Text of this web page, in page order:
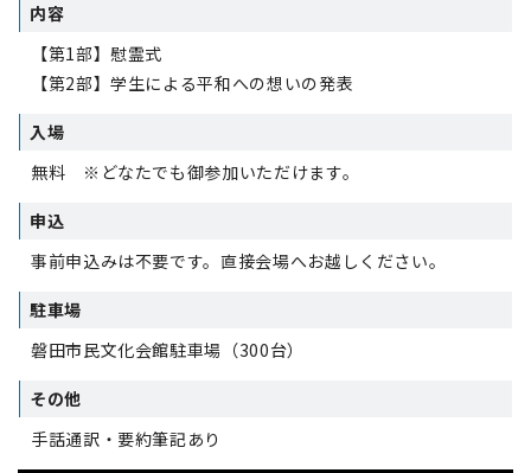
内容
【第1部】慰霊式
【第2部】学生による平和への想いの発表
入場
無料 ※どなたでも御参加いただけます。
申込
事前申込みは不要です。直接会場へお越しください。
駐車場
磐田市民文化会館駐車場（300台）
その他
手話通訳・要約筆記あり